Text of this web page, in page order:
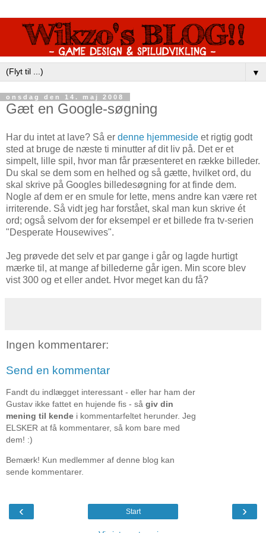
▼
onsdag den 14. maj 2008
Gæt en Google-søgning
Har du intet at lave? Så er denne hjemmeside et rigtig godt
sted at bruge de næste ti minutter af dit liv på. Det er et
simpelt, lille spil, hvor man får præsenteret en række billeder.
Du skal se dem som en helhed og så gætte, hvilket ord, du
skal skrive på Googles billedesøgning for at finde dem.
Nogle af dem er en smule for lette, mens andre kan være ret
irriterende. Så vidt jeg har forstået, skal man kun skrive ét
ord; også selvom der for eksempel er et billede fra tv-serien
"Desperate Housewives".
Jeg prøvede det selv et par gange i går og lagde hurtigt
mærke til, at mange af billederne går igen. Min score blev
vist 300 og et eller andet. Hvor meget kan du få?
Ingen kommentarer:
Send en kommentar
Fandt du indlægget interessant - eller har ham der
Gustav ikke fattet en hujende fis - så giv din
mening til kende i kommentarfeltet herunder. Jeg
ELSKER at få kommentarer, så kom bare med
dem! :)
Bemærk! Kun medlemmer af denne blog kan
sende kommentarer.
‹ ›
Start